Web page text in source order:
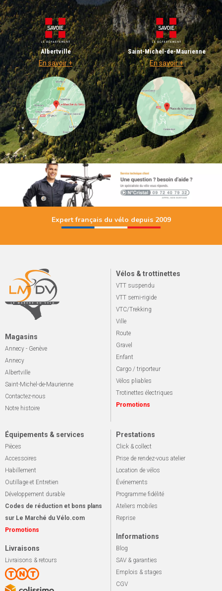
Albertville
En savoir +
Saint-Michel-de-Maurienne
En savoir +
Expert français du vélo depuis 2009
Magasins
Annecy - Genève
Annecy
Albertville
Saint-Michel-de-Maurienne
Contactez-nous
Notre histoire
Vélos & trottinettes
VTT suspendu
VTT semi-rigide
VTC/Trekking
Ville
Route
Gravel
Enfant
Cargo / triporteur
Vélos pliables
Trotinettes électriques
Promotions
Équipements & services
Pièces
Accessoires
Habillement
Outillage et Entretien
Développement durable
Codes de réduction et bons plans
sur Le Marché du Vélo.com
Promotions
Livraisons
Livraisons & retours
Prestations
Click & collect
Prise de rendez-vous atelier
Location de vélos
Événements
Programme fidélité
Ateliers mobiles
Reprise
Informations
Blog
SAV & garanties
Emplois & stages
CGV